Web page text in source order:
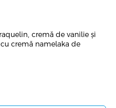
cremă de vanilie și
cremă namelaka de